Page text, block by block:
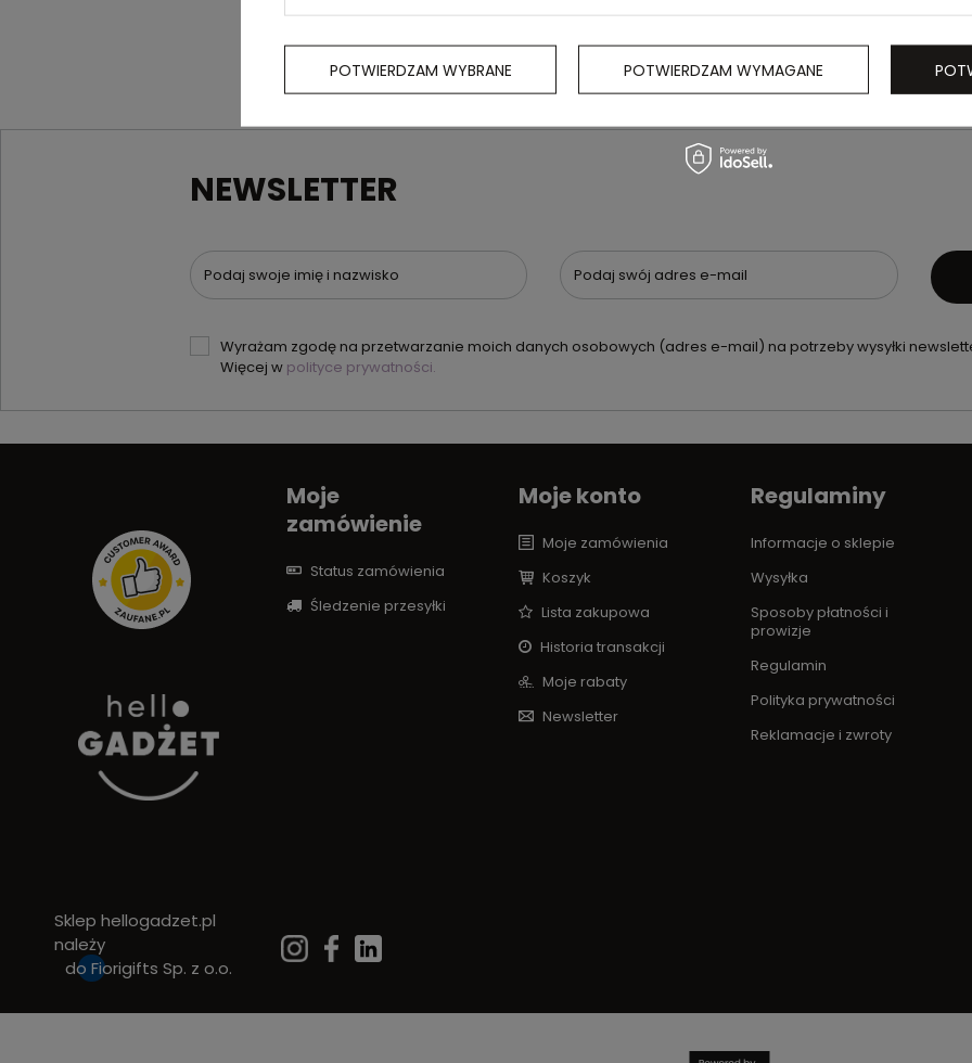
NEWSLETTER
Podaj swoje imię i nazwisko Podaj swój adres e-mail
Wyrażam zgodę na przetwarzanie moich danych osobowych (adres e-mail) na potrzeby wysyłki
Więcej w polityce prywatności.
Sklep hellogadzet.pl
należy
do Fiorigifts Sp. z o.o.
Moje
zamówienie
Status zamówienia
Śledzenie przesyłki
Moje konto
Moje zamówienia
Koszyk
Lista zakupowa
Historia transakcji
Moje rabaty
Newsletter
Regulaminy
Informacje o sklepie
Wysyłka
Sposoby płatności i
prowizje
Regulamin
Polityka prywatności
Reklamacje i zwroty
POTWIERDZAM WYBRANE POTWIERDZAM WYMAGANE